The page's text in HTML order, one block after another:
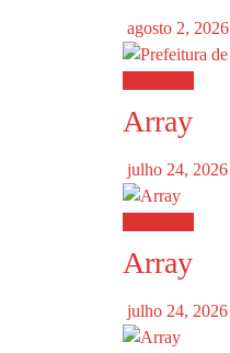
agosto 2, 2026
Array
julho 24, 2026
Array
julho 24, 2026